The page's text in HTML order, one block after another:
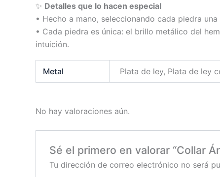
✨ Detalles que lo hacen especial
• Hecho a mano, seleccionando cada piedra
• Cada piedra es única: el brillo metálico del
intuición.
Metal Plata de ley, Plata de ley
No hay valoraciones aún.
Sé el primero en valorar “Collar
Tu dirección de correo electrónico no será